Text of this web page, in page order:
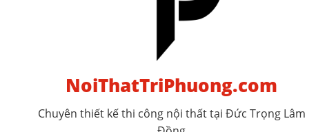
NoiThatTriPhuong.com
Chuyên thiết kế thi công nội thất tại Đức Trọng Lâm